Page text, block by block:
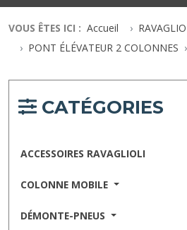
VOUS ÊTES ICI : Accueil
PONT ÉLÉVATEUR 2 COLONNES
CATÉGORIES
ACCESSOIRES RAVAGLIOLI
COLONNE MOBILE
DÉMONTE-PNEUS